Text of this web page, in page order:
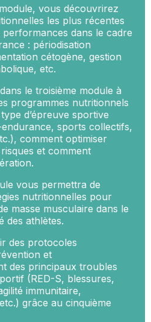
vous découvrirez
les plus récentes
dans le cadre
: périodisation
cétogène, gestion
etc.
le troisième module à
programmes nutritionnels
d’épreuve sportive
sports collectifs,
comment optimiser
et comment
vous permettra de
nutritionnelles pour
masse musculaire dans le
des athlètes.
des protocoles
et
des principaux troubles
(RED-S, blessures,
immunitaire,
grâce au cinquième